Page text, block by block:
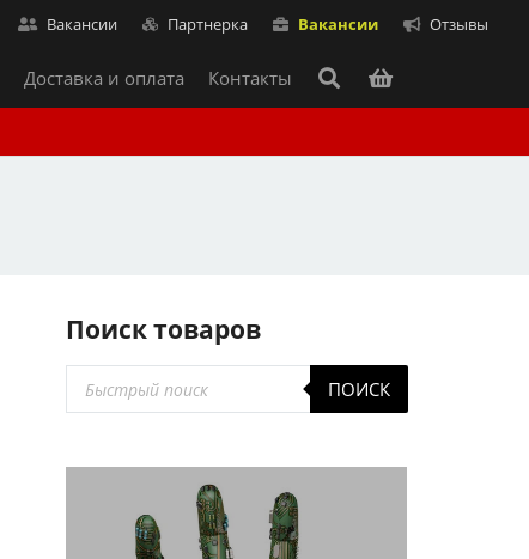
Вакансии Партнерка Вакансии Отзывы
Доставка и оплата Контакты
Поиск товаров
Поиск
товаров
ПОИСК